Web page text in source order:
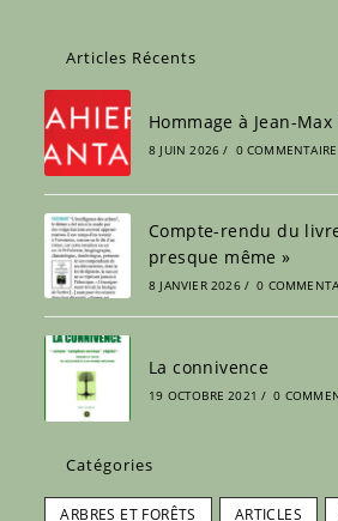
Articles Récents
Hommage à Jean-
8 JUIN 2026 / 0 COMMENTAIRE
Compte-rendu du
presque même »
8 JANVIER 2026 / 0
La connivence
19 OCTOBRE 2021 / 0
Catégories
ARBRES ET FORÊTS ARTICLES